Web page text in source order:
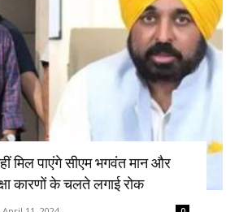
मिल पाएंगे सीएम भगवंत मान और
कारणों के चलते लगाई रोक